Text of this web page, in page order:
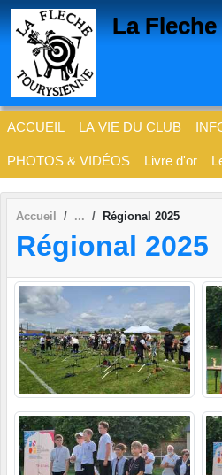
La
ACCUEIL LA VIE DU CLUB
PHOTOS & VIDÉOS Livre d'or
Accueil Régional 2025
Régional 2025
Panneau de gestion des cookies